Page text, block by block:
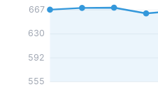
555
592
630
667